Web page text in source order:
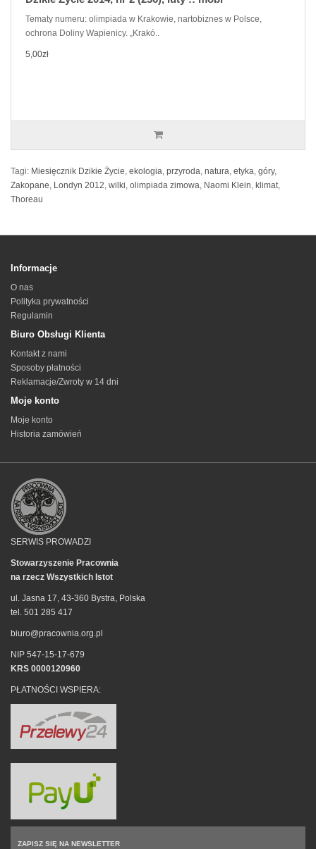
Tematy numeru: olimpiada w Krakowie, nartobiznes w Polsce,
ochrona Doliny Wapienicy. „Krakó..
5,00zł
Tagi: Miesięcznik Dzikie Życie, ekologia, przyroda, natura, etyka, góry,
Zakopane, Londyn 2012, wilki, olimpiada zimowa, Naomi Klein, klimat,
Thoreau
Informacje
O nas
Polityka prywatności
Regulamin
Biuro Obsługi Klienta
Kontakt z nami
Sposoby płatności
Reklamacje/Zwroty w 14 dni
Moje konto
Moje konto
Historia zamówień
SERWIS PROWADZI
Stowarzyszenie Pracownia
na rzecz Wszystkich Istot
ul. Jasna 17, 43-360 Bystra, Polska
tel. 501 285 417
biuro@pracownia.org.pl
NIP 547-15-17-679
KRS 0000120960
PŁATNOŚCI WSPIERA:
ZAPISZ SIĘ NA NEWSLETTER